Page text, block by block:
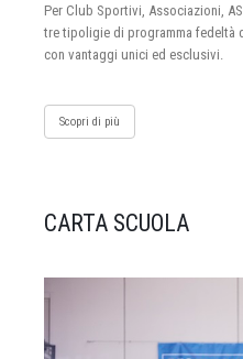
Per Club Sportivi, Associazioni,
tre tipoligie di programma fedeltà
con vantaggi unici ed esclusivi.
Scopri di più
CARTA SCUOLA